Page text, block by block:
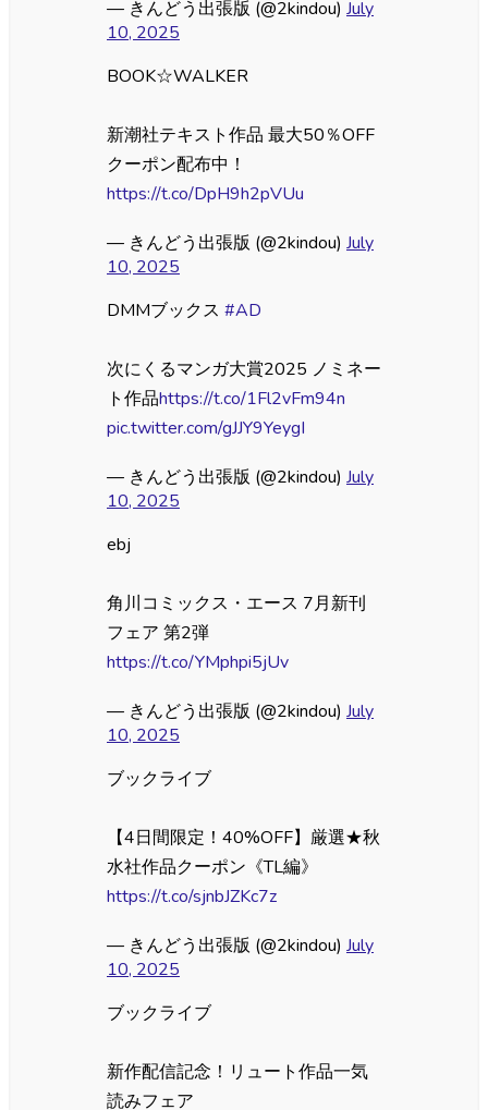
— きんどう出張版 (@2kindou) July
10, 2025
BOOK☆WALKER
新潮社テキスト作品 最大50％OFF
クーポン配布中！
https://t.co/DpH9h2pVUu
— きんどう出張版 (@2kindou) July
10, 2025
DMMブックス #AD
次にくるマンガ大賞2025 ノミネー
ト作品https://t.co/1Fl2vFm94n
pic.twitter.com/gJJY9YeygI
— きんどう出張版 (@2kindou) July
10, 2025
ebj
角川コミックス・エース 7月新刊
フェア 第2弾
https://t.co/YMphpi5jUv
— きんどう出張版 (@2kindou) July
10, 2025
ブックライブ
【4日間限定！40%OFF】厳選★秋
水社作品クーポン《TL編》
https://t.co/sjnbJZKc7z
— きんどう出張版 (@2kindou) July
10, 2025
ブックライブ
新作配信記念！リュート作品一気
読みフェア